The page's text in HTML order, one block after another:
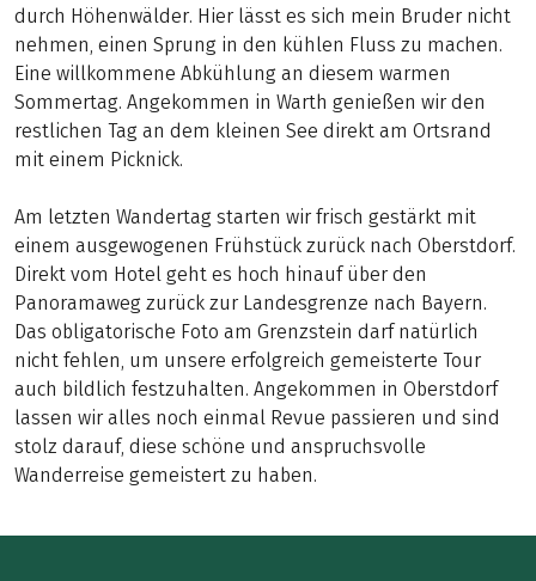
durch Höhenwälder. Hier lässt es sich mein Bruder nicht
nehmen, einen Sprung in den kühlen Fluss zu machen.
Eine willkommene Abkühlung an diesem warmen
Sommertag. Angekommen in Warth genießen wir den
restlichen Tag an dem kleinen See direkt am Ortsrand
mit einem Picknick.
Am letzten Wandertag starten wir frisch gestärkt mit
einem ausgewogenen Frühstück zurück nach Oberstdorf.
Direkt vom Hotel geht es hoch hinauf über den
Panoramaweg zurück zur Landesgrenze nach Bayern.
Das obligatorische Foto am Grenzstein darf natürlich
nicht fehlen, um unsere erfolgreich gemeisterte Tour
auch bildlich festzuhalten. Angekommen in Oberstdorf
lassen wir alles noch einmal Revue passieren und sind
stolz darauf, diese schöne und anspruchsvolle
Wanderreise gemeistert zu haben.